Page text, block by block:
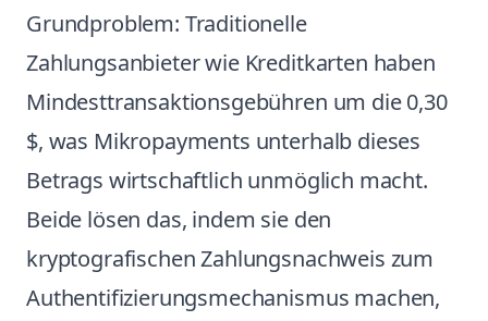
Grundproblem: Traditionelle
Zahlungsanbieter wie Kreditkarten haben
Mindesttransaktionsgebühren um die 0,30
$, was Mikropayments unterhalb dieses
Betrags wirtschaftlich unmöglich macht.
Beide lösen das, indem sie den
kryptografischen Zahlungsnachweis zum
Authentifizierungsmechanismus machen,